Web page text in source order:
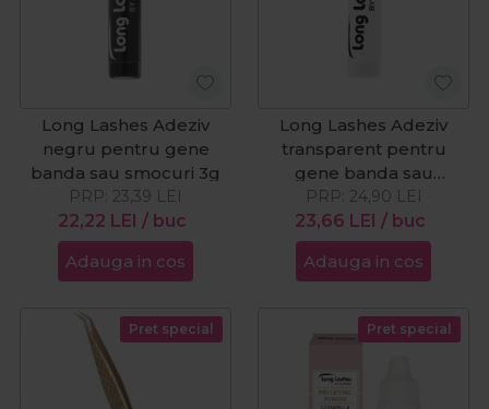
Long Lashes Adeziv
negru pentru gene
banda sau smocuri 3g
22,22 LEI / buc
PRP: 23,39 LEI
Adauga in cos
Long Lashes Adeziv
transparent pentru
gene banda sau
smocuri 3g
23,66 LEI / buc
PRP: 24,90 LEI
Adauga in cos
Pret special Pret special